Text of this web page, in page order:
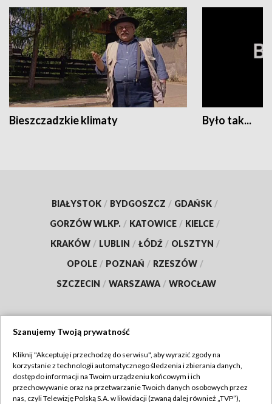
Bieszczadzkie klimaty Było tak...
BIAŁYSTOK / BYDGOSZCZ / GDAŃSK /
GORZÓW WLKP. / KATOWICE / KIELCE /
KRAKÓW / LUBLIN / ŁÓDŹ / OLSZTYN /
OPOLE / POZNAŃ / RZESZÓW /
SZCZECIN / WARSZAWA / WROCŁAW
TVP
Abonament TVP
Regulamin TVP
Szanujemy Twoją prywatność
Kliknij "Akceptuję i przechodzę do serwisu", aby wyrazić zgody na
korzystanie z technologii automatycznego śledzenia i zbierania danych,
dostęp do informacji na Twoim urządzeniu końcowym i ich
przechowywanie oraz na przetwarzanie Twoich danych osobowych przez
nas, czyli Telewizję Polską S.A. w likwidacji (zwaną dalej również „TVP”),